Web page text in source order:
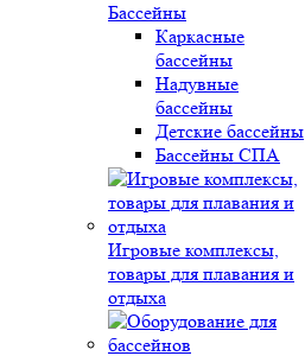
Бассейны
Каркасные
бассейны
Надувные
бассейны
Детские бассейны
Бассейны СПА
Игровые комплексы,
товары для плавания и
отдыха